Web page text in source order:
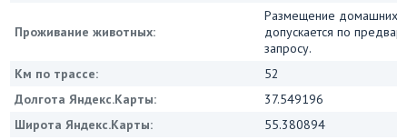
Проживание животных:
Размещение домашних
допускается по
запросу.
Км по трассе:
52
Долгота Яндекс.Карты:
37.549196
Широта Яндекс.Карты:
55.380894